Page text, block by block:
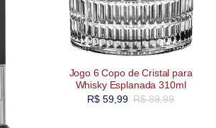
Jogo 6 Copo de Cristal para
Whisky Esplanada 310ml
R$89,99
R$59,99